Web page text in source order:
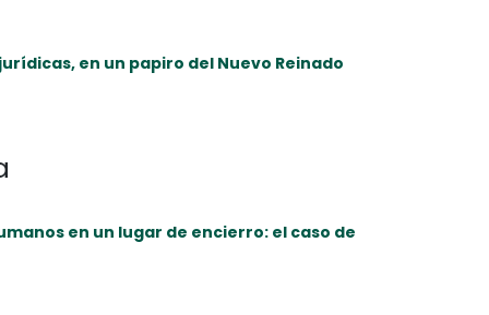
en un papiro del Nuevo Reinado
en un lugar de encierro: el caso de